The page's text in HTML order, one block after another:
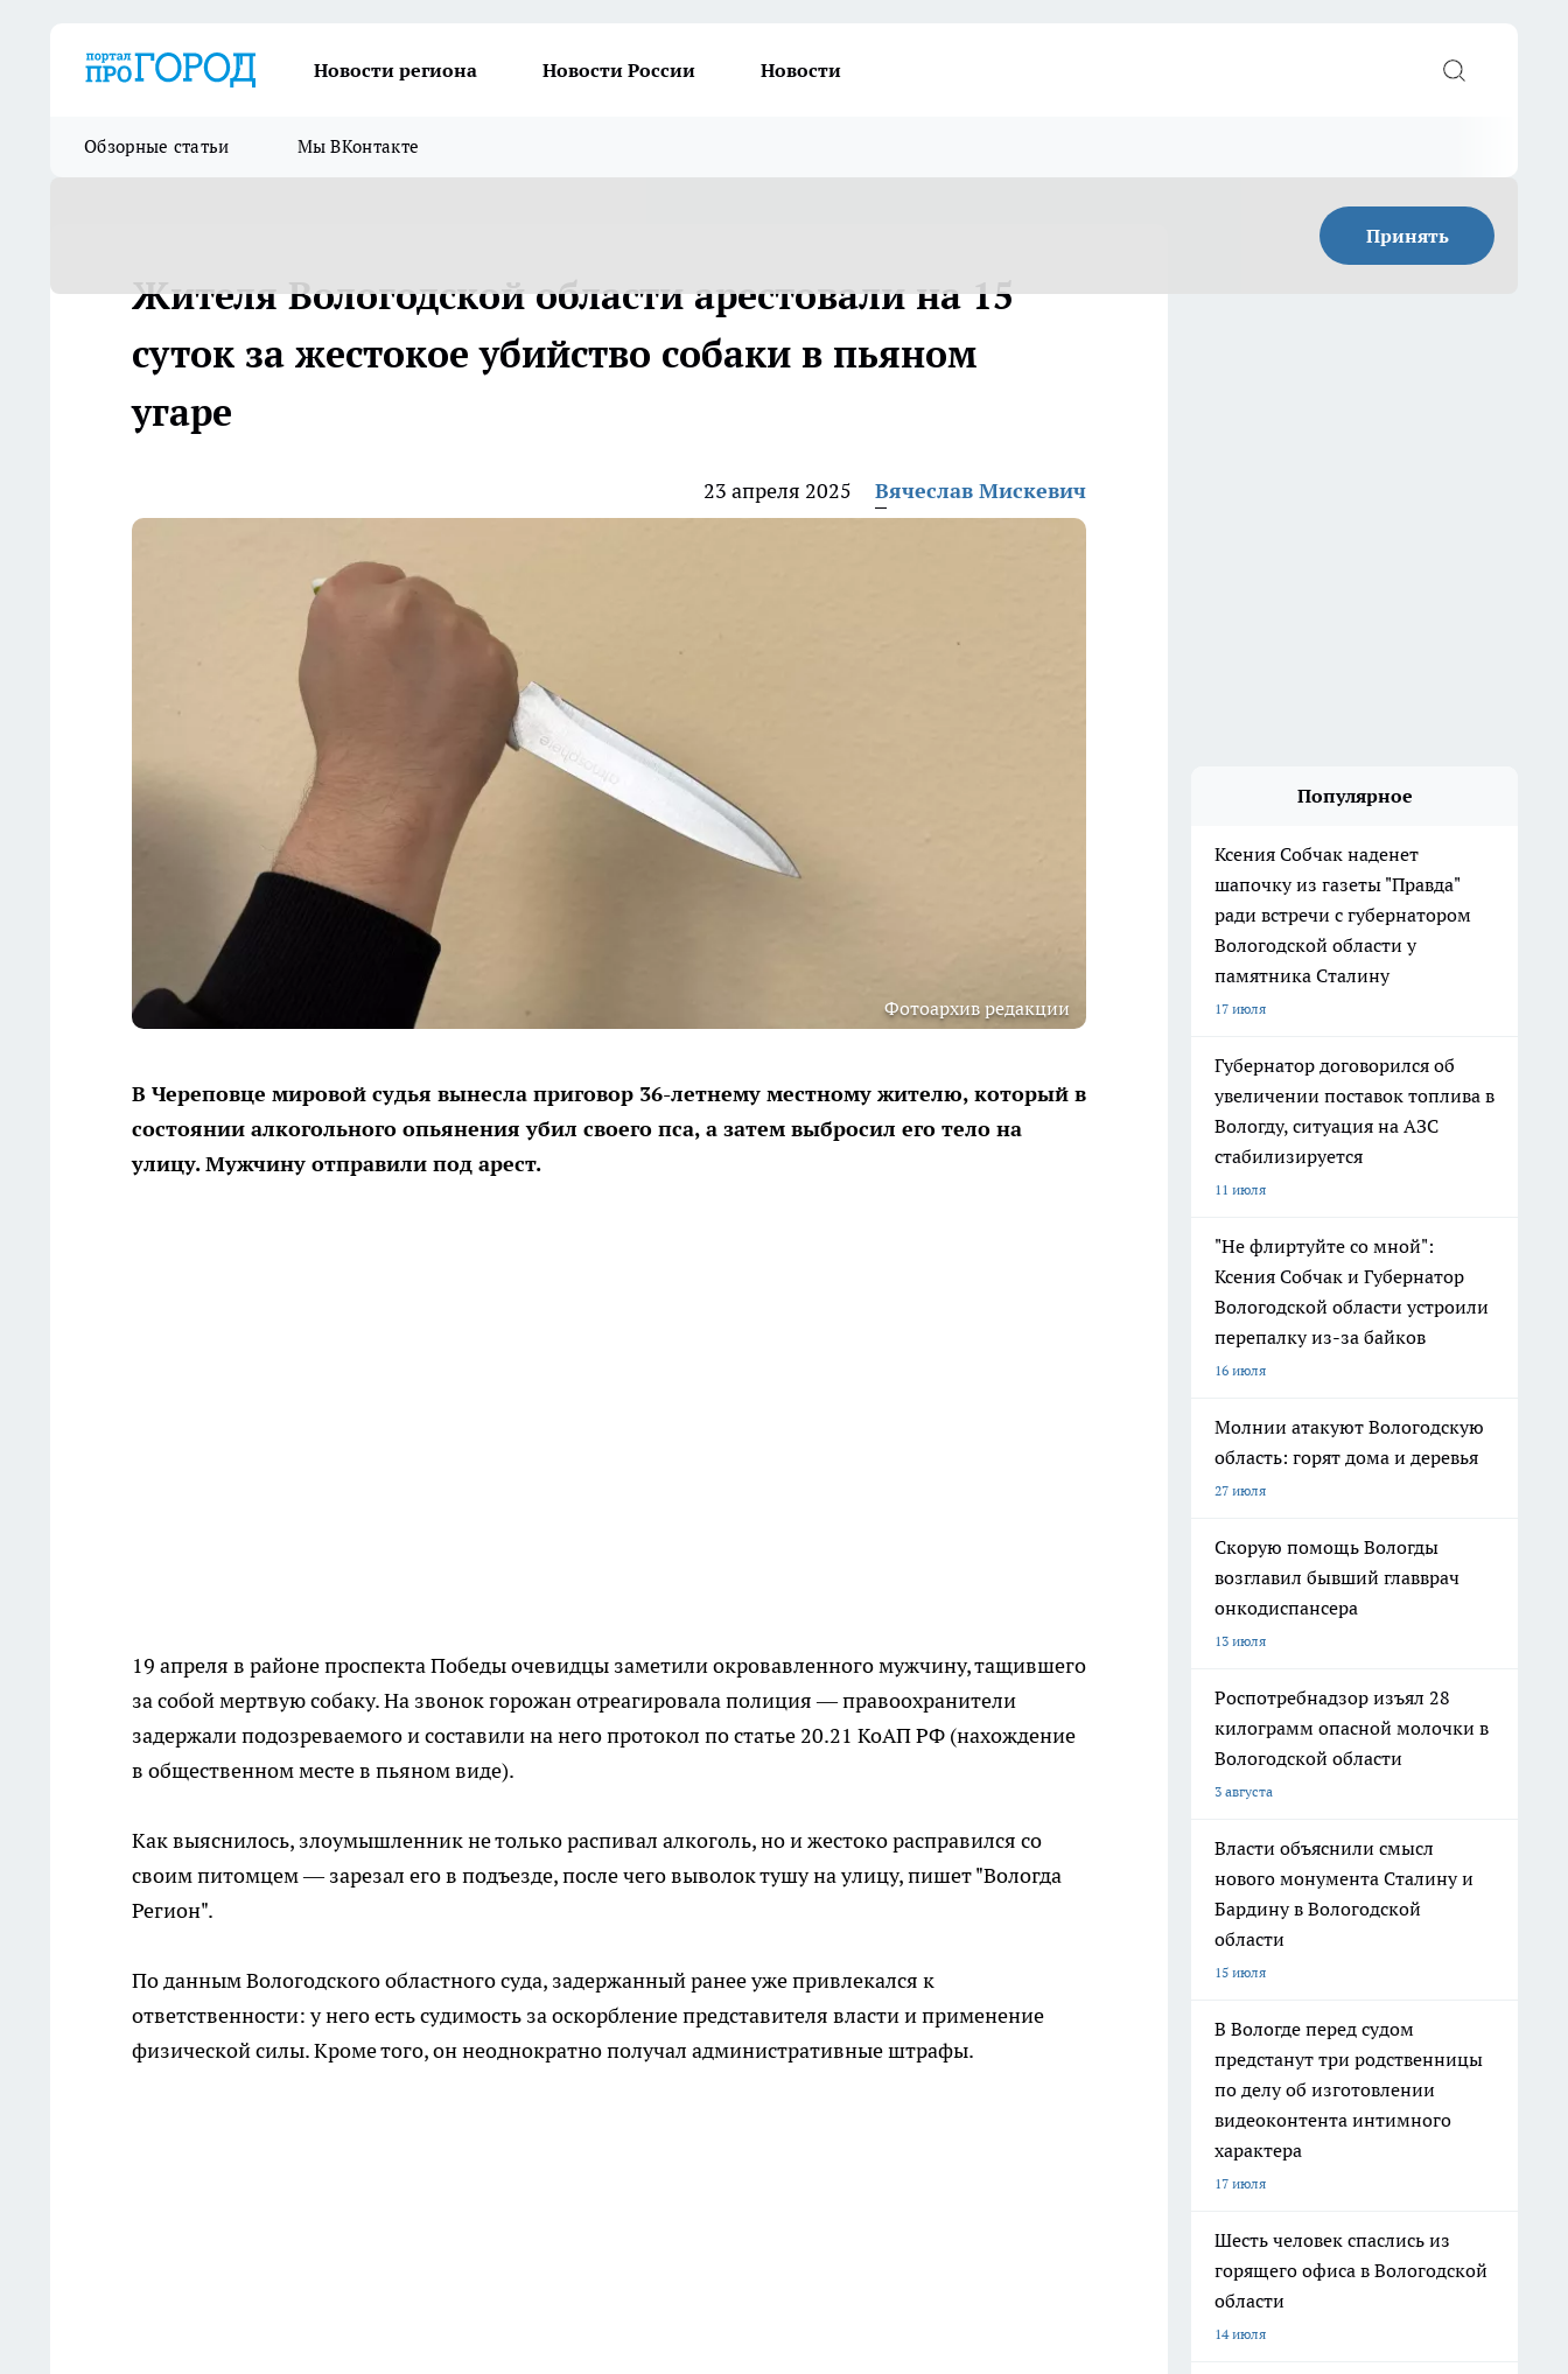
Новости региона Новости России Новости
Обзорные статьи Мы ВКонтакте
Принять
Жителя Вологодской области арестовали на 15
суток за жестокое убийство собаки в пьяном
угаре
23 апреля 2025 Вячеслав Мискевич
Фотоархив редакции
В Череповце мировой судья вынесла приговор 36-летнему местному жителю, который в
состоянии алкогольного опьянения убил своего пса, а затем выбросил его тело на
улицу. Мужчину отправили под арест.
19 апреля в районе проспекта Победы очевидцы заметили окровавленного мужчину, тащившего
за собой мертвую собаку. На звонок горожан отреагировала полиция — правоохранители
задержали подозреваемого и составили на него протокол по статье 20.21 КоАП РФ (нахождение
в общественном месте в пьяном виде).
Как выяснилось, злоумышленник не только распивал алкоголь, но и жестоко расправился со
своим питомцем — зарезал его в подъезде, после чего выволок тушу на улицу, пишет "Вологда
Регион".
По данным Вологодского областного суда, задержанный ранее уже привлекался к
ответственности: у него есть судимость за оскорбление представителя власти и применение
физической силы. Кроме того, он неоднократно получал административные штрафы.
Популярное
Ксения Собчак наденет
шапочку из газеты "Правда"
ради встречи с губернатором
Вологодской области у
памятника Сталину
17 июля
Губернатор договорился об
увеличении поставок топлива в
Вологду, ситуация на АЗС
стабилизируется
11 июля
"Не флиртуйте со мной":
Ксения Собчак и Губернатор
Вологодской области устроили
перепалку из-за байков
16 июля
Молнии атакуют Вологодскую
область: горят дома и деревья
27 июля
Скорую помощь Вологды
возглавил бывший главврач
онкодиспансера
13 июля
Роспотребнадзор изъял 28
килограмм опасной молочки в
Вологодской области
3 августа
Власти объяснили смысл
нового монумента Сталину и
Бардину в Вологодской
области
15 июля
В Вологде перед судом
предстанут три родственницы
по делу об изготовлении
видеоконтента интимного
характера
17 июля
Шесть человек спаслись из
горящего офиса в Вологодской
области
14 июля